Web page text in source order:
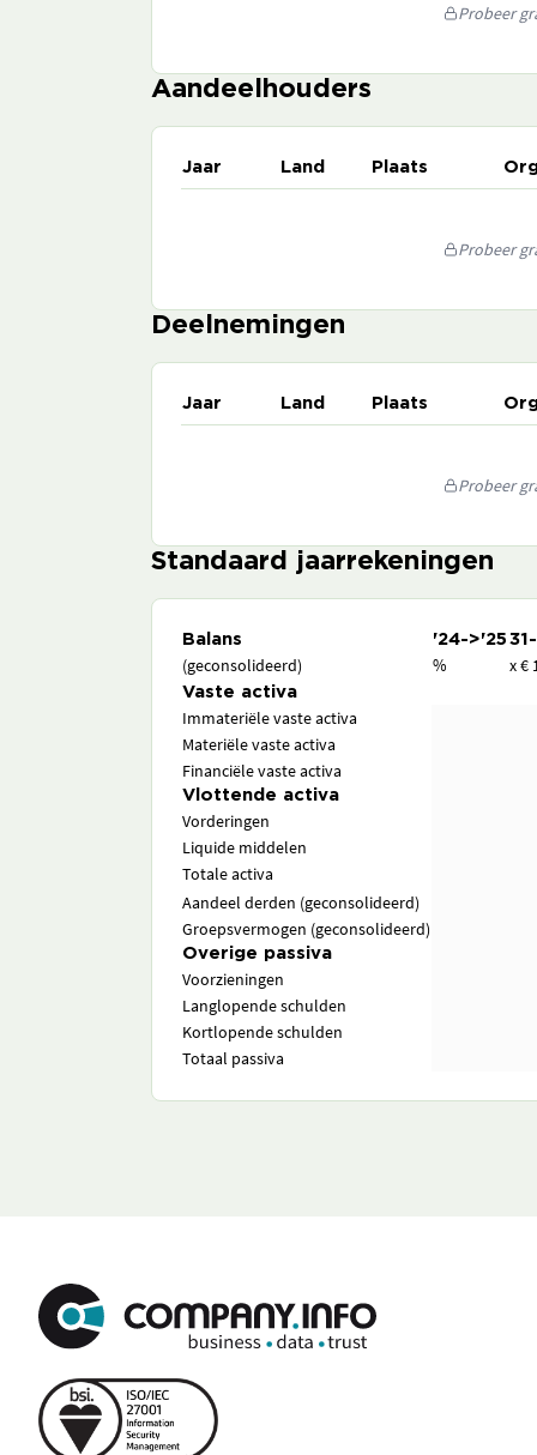
Probeer
Aandeelhouders
Jaar Land Plaats
Probeer
Deelnemingen
Jaar Land Plaats
Probeer
Standaard jaarrekeningen
Balans '24->'25
(geconsolideerd) % x €
Vaste activa
Immateriële vaste activa
Materiële vaste activa
Financiële vaste activa
Vlottende activa
Vorderingen
Liquide middelen
Totale activa
Aandeel derden (geconsolideerd)
Groepsvermogen (geconsolideerd)
Overige passiva
Voorzieningen
Langlopende schulden
Kortlopende schulden
Totaal passiva